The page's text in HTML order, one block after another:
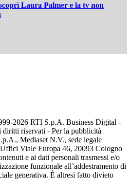
Laura Palmer e la tv non
2026 RTI S.p.A. Business Digital -
riservati - Per la pubblicità
Mediaset N.V., sede legale
Viale Europa 46, 20093 Cologno
e ai dati personali trasmessi e/o
funzionale all’addestramento di
generativa. È altresì fatto divieto